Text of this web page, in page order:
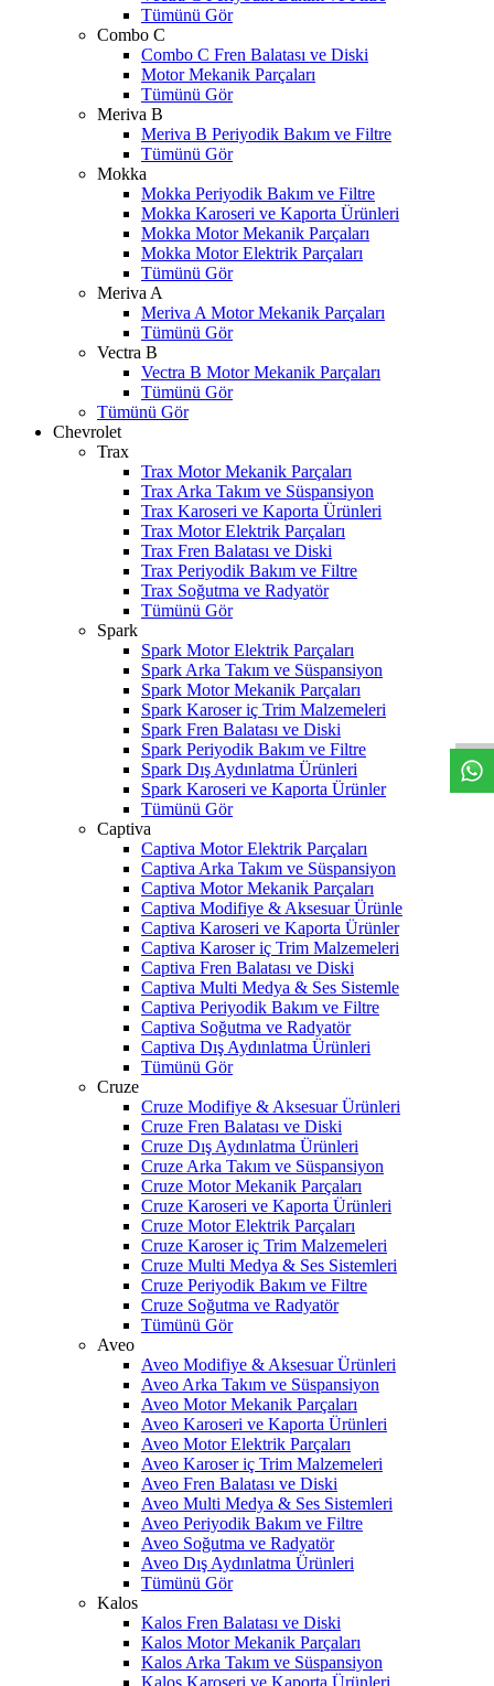
Tümünü Gör
Combo C
Combo C Fren Balatası ve Diski
Motor Mekanik Parçaları
Tümünü Gör
Meriva B
Meriva B Periyodik Bakım ve Filtre
Tümünü Gör
Mokka
Mokka Periyodik Bakım ve Filtre
Mokka Karoseri ve Kaporta Ürünleri
Mokka Motor Mekanik Parçaları
Mokka Motor Elektrik Parçaları
Tümünü Gör
Meriva A
Meriva A Motor Mekanik Parçaları
Tümünü Gör
Vectra B
Vectra B Motor Mekanik Parçaları
Tümünü Gör
Tümünü Gör
Chevrolet
Trax
Trax Motor Mekanik Parçaları
Trax Arka Takım ve Süspansiyon
Trax Karoseri ve Kaporta Ürünleri
Trax Motor Elektrik Parçaları
Trax Fren Balatası ve Diski
Trax Periyodik Bakım ve Filtre
Trax Soğutma ve Radyatör
Tümünü Gör
Spark
Spark Motor Elektrik Parçaları
Spark Arka Takım ve Süspansiyon
Spark Motor Mekanik Parçaları
Spark Karoser iç Trim Malzemeleri
Spark Fren Balatası ve Diski
Spark Periyodik Bakım ve Filtre
Spark Dış Aydınlatma Ürünleri
Spark Karoseri ve Kaporta Ürünler
Tümünü Gör
Captiva
Captiva Motor Elektrik Parçaları
Captiva Arka Takım ve Süspansiyon
Captiva Motor Mekanik Parçaları
Captiva Modifiye & Aksesuar Ürünle
Captiva Karoseri ve Kaporta Ürünler
Captiva Karoser iç Trim Malzemeleri
Captiva Fren Balatası ve Diski
Captiva Multi Medya & Ses Sistemle
Captiva Periyodik Bakım ve Filtre
Captiva Soğutma ve Radyatör
Captiva Dış Aydınlatma Ürünleri
Tümünü Gör
Cruze
Cruze Modifiye & Aksesuar Ürünleri
Cruze Fren Balatası ve Diski
Cruze Dış Aydınlatma Ürünleri
Cruze Arka Takım ve Süspansiyon
Cruze Motor Mekanik Parçaları
Cruze Karoseri ve Kaporta Ürünleri
Cruze Motor Elektrik Parçaları
Cruze Karoser iç Trim Malzemeleri
Cruze Multi Medya & Ses Sistemleri
Cruze Periyodik Bakım ve Filtre
Cruze Soğutma ve Radyatör
Tümünü Gör
Aveo
Aveo Modifiye & Aksesuar Ürünleri
Aveo Arka Takım ve Süspansiyon
Aveo Motor Mekanik Parçaları
Aveo Karoseri ve Kaporta Ürünleri
Aveo Motor Elektrik Parçaları
Aveo Karoser iç Trim Malzemeleri
Aveo Fren Balatası ve Diski
Aveo Multi Medya & Ses Sistemleri
Aveo Periyodik Bakım ve Filtre
Aveo Soğutma ve Radyatör
Aveo Dış Aydınlatma Ürünleri
Tümünü Gör
Kalos
Kalos Fren Balatası ve Diski
Kalos Motor Mekanik Parçaları
Kalos Arka Takım ve Süspansiyon
Kalos Karoseri ve Kaporta Ürünleri